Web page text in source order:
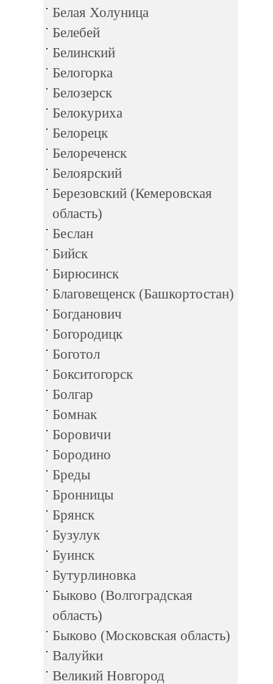
Белая Холуница
Белебей
Белинский
Белогорка
Белозерск
Белокуриха
Белорецк
Белореченск
Белоярский
Березовский (Кемеровская
область)
Беслан
Бийск
Бирюсинск
Благовещенск (Башкортостан)
Богданович
Богородицк
Боготол
Бокситогорск
Болгар
Бомнак
Боровичи
Бородино
Бреды
Бронницы
Брянск
Бузулук
Буинск
Бутурлиновка
Быково (Волгоградская
область)
Быково (Московская область)
Валуйки
Великий Новгород